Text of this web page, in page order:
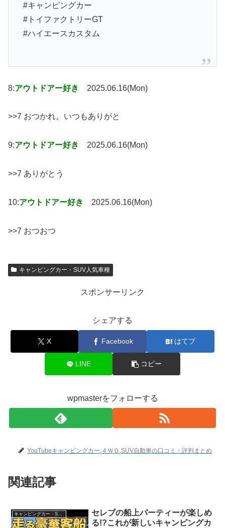
#キャンピングカー
#トイファクトリーGT
#ハイエースカスタム
8:アウトドアー好き 2025.06.16(Mon)
>>7 おつかれ。いつもありがと
9:アウトドアー好き 2025.06.16(Mon)
>>7 ありがとう
10:アウトドアー好き 2025.06.16(Mon)
>>7 おつおつ
キャンピングカー・SUV人気車種
スポンサーリンク
シェアする
X Facebook はてブ
LINE コピー
wpmasterをフォローする
YouTubeキャンピングカー,４ＷＤ,SUV自動車の口コミ・評判まとめ
関連記事
キャンピングカー・SUV人気車種
セレブの船上パーティーが楽しめ
る!?これが新しいキャンピングカ